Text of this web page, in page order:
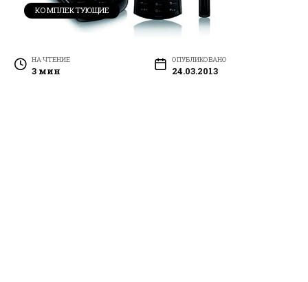
КОМПЛЕКТУЮЩИЕ
НА ЧТЕНИЕ
3 мин
ОПУБЛИКОВАНО
24.03.2013